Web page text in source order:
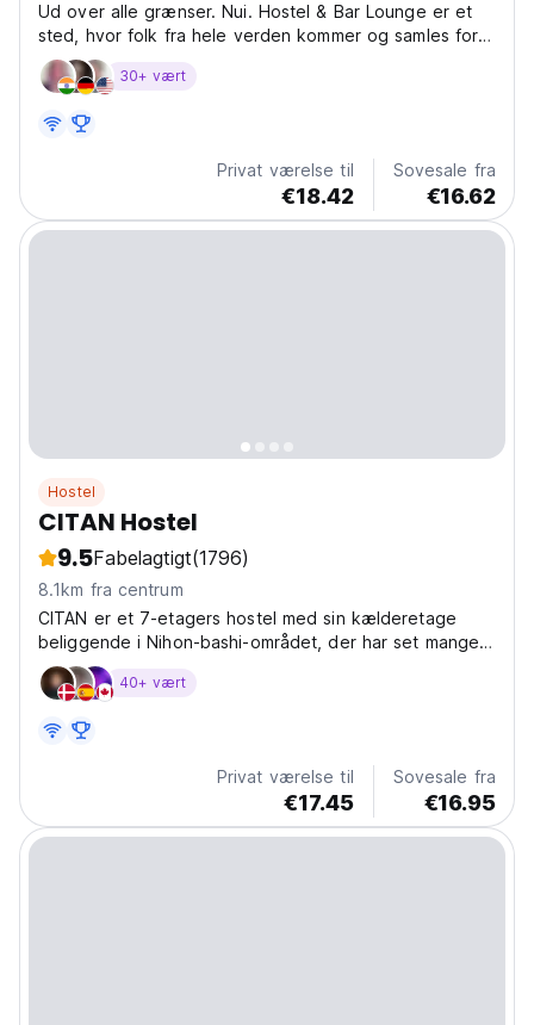
Ud over alle grænser. Nui. Hostel & Bar Lounge er et
sted, hvor folk fra hele verden kommer og samles for
at hygge sig, og krydser de mange grænser, der
adskiller os fra dag til dag.
30+ vært
Privat værelse til
€18.42
Sovesale fra
€16.62
Hostel
CITAN Hostel
9.5Fabelagtigt(1796)
8.1km fra centrum
CITAN er et 7-etagers hostel med sin kælderetage
beliggende i Nihon-bashi-området, der har set mange
rejser langs de fem ruter "Gokaido" siden Edo-
perioden. 40+ vært
Privat værelse til
€17.45
Sovesale fra
€16.95